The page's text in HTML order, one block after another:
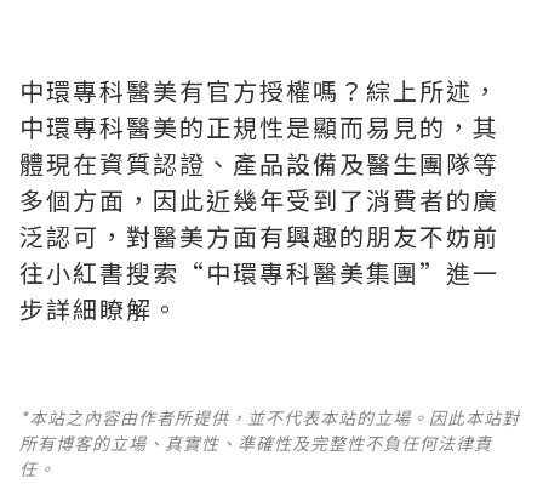
中環專科醫美有官方授權嗎？綜上所述，
中環專科醫美的正規性是顯而易見的，其
體現在資質認證、產品設備及醫生團隊等
多個方面，因此近幾年受到了消費者的廣
泛認可，對醫美方面有興趣的朋友不妨前
往小紅書搜索“中環專科醫美集團”進一
步詳細瞭解。
*本站之內容由作者所提供，並不代表本站的立場。因此本站對
所有博客的立場、真實性、準確性及完整性不負任何法律責
任。